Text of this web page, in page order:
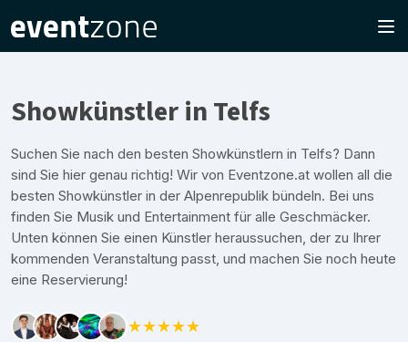
Showkünstler in Telfs
Suchen Sie nach den besten Showkünstlern in Telfs? Dann
sind Sie hier genau richtig! Wir von Eventzone.at wollen all die
besten Showkünstler in der Alpenrepublik bündeln. Bei uns
finden Sie Musik und Entertainment für alle Geschmäcker.
Unten können Sie einen Künstler heraussuchen, der zu Ihrer
kommenden Veranstaltung passt, und machen Sie noch heute
eine Reservierung!
★★★★★